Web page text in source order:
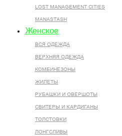
LOST MANAGEMENT CITIES
MANASTASH
Женское
ВСЯ ОДЕЖДА
ВЕРХНЯЯ ОДЕЖДА
КОМБИНЕЗОНЫ
ЖИЛЕТЫ
РУБАШКИ И ОВЕРШОТЫ
СВИТЕРЫ И КАРДИГАНЫ
ТОЛСТОВКИ
ЛОНГСЛИВЫ